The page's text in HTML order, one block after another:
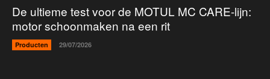
De ultieme test voor de MOTUL MC CARE-lijn:
motor schoonmaken na een rit
Producten 29/07/2026